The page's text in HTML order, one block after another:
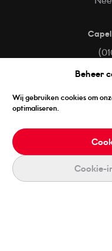
Beheer
Wij gebruiken cookies om
optimaliseren.
Cookie-
2909 VC